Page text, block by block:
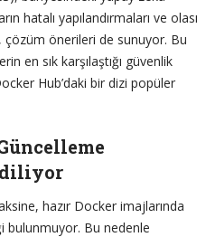
hatalı yapılandırmaları ve olası
çözüm önerileri de sunuyor. Bu
en sık karşılaştığı güvenlik
Hub’daki bir dizi popüler
hazır Docker imajlarında
bulunmuyor. Bu nedenle